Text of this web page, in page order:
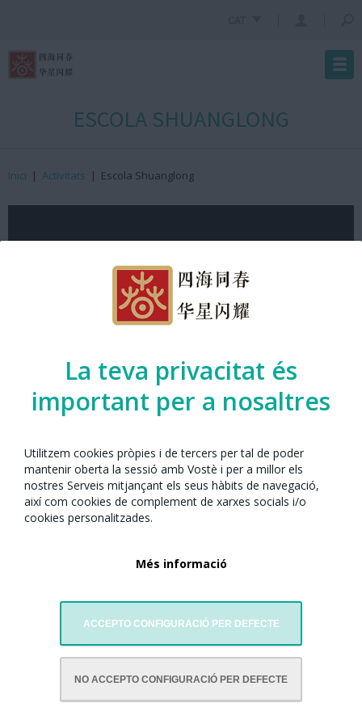
La teva privacitat és
important per a nosaltres
Utilitzem cookies pròpies i de tercers per tal de poder
mantenir oberta la sessió amb Vostè i per a millor els
nostres Serveis mitjançant els seus hàbits de navegació,
així com cookies de complement de xarxes socials i/o
cookies personalitzades.
Més informació
ACCEPTO CONFIGURACIÓ PER DEFECTE
NO ACCEPTO CONFIGURACIÓ PER DEFECTE
ESCOLA SHUANGLONG
Inici | Activitats | Escola Shuanglong
Espai de participació
Dansa de la cançó "Chong Er Fei".
AMB LA COL·LABORACIÓ DE: